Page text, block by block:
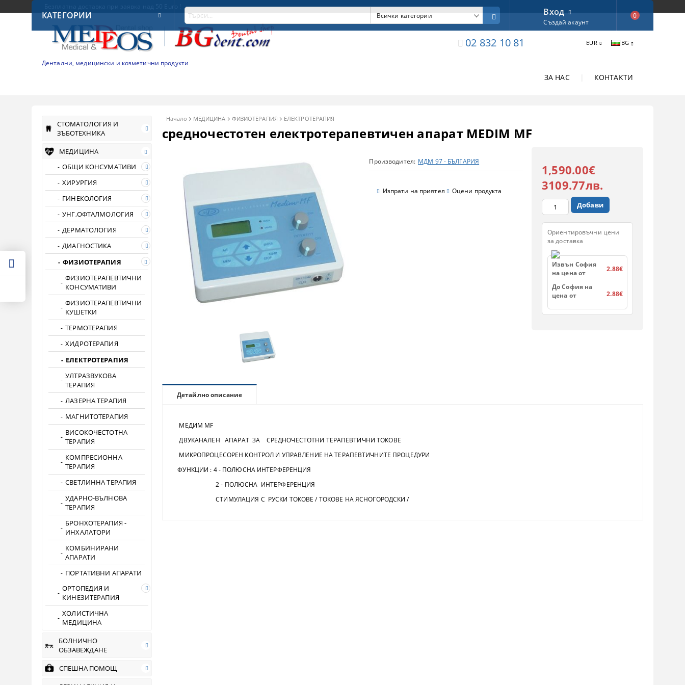
Дентални, медицински и козметични продукти
02 832 10 81 EUR BG
ЗА НАС КОНТАКТИ
КАТЕГОРИИ Вход
Създай акаунт
0
СТОМАТОЛОГИЯ И
ЗЪБОТЕХНИКА
МЕДИЦИНА
ОБЩИ КОНСУМАТИВИ
ХИРУРГИЯ
ГИНЕКОЛОГИЯ
УНГ,ОФТАЛМОЛОГИЯ
ДЕРМАТОЛОГИЯ
ДИАГНОСТИКА
ФИЗИОТЕРАПИЯ
ФИЗИОТЕРАПЕВТИЧНИ
КОНСУМАТИВИ
ФИЗИОТЕРАПЕВТИЧНИ
КУШЕТКИ
ТЕРМОТЕРАПИЯ
ХИДРОТЕРАПИЯ
ЕЛЕКТРОТЕРАПИЯ
УЛТРАЗВУКОВА
ТЕРАПИЯ
ЛАЗЕРНА ТЕРАПИЯ
МАГНИТОТЕРАПИЯ
ВИСОКОЧЕСТОТНА
ТЕРАПИЯ
КОМПРЕСИОННА
ТЕРАПИЯ
СВЕТЛИННА ТЕРАПИЯ
УДАРНО-ВЪЛНОВА
ТЕРАПИЯ
БРОНХОТЕРАПИЯ -
ИНХАЛАТОРИ
КОМБИНИРАНИ
АПАРАТИ
ПОРТАТИВНИ АПАРАТИ
ОРТОПЕДИЯ И
КИНЕЗИТЕРАПИЯ
ХОЛИСТИЧНА
МЕДИЦИНА
БОЛНИЧНО
ОБЗАВЕЖДАНЕ
СПЕШНА ПОМОЩ
Начало МЕДИЦИНА ФИЗИОТЕРАПИЯ ЕЛЕКТРОТЕРАПИЯ
средночестотен електротерапевтичен апарат MEDIM MF
Производител: МДМ 97 - БЪЛГАРИЯ
Изпрати на приятел Оцени продукта
1,590.00€
3109.77лв.
Ориентировъчни цени
за доставка
Извън София
на цена от
2.88€
До София на
цена от
2.88€
Детайлно описание
МЕДИМ МF
ДВУКАНАЛЕН АПАРАТ ЗА СРЕДНОЧЕСТОТНИ ТЕРАПЕВТИЧНИ ТОКОВЕ
МИКРОПРОЦЕСОРЕН КОНТРОЛ И УПРАВЛЕНИЕ НА ТЕРАПЕВТИЧНИТЕ ПРОЦЕДУРИ
ФУНКЦИИ : 4 - ПОЛЮСНА ИНТЕРФЕРЕНЦИЯ
2 - ПОЛЮСНА ИНТЕРФЕРЕНЦИЯ
СТИМУЛАЦИЯ С РУСКИ ТОКОВЕ / ТОКОВЕ НА ЯСНОГОРОДСКИ /